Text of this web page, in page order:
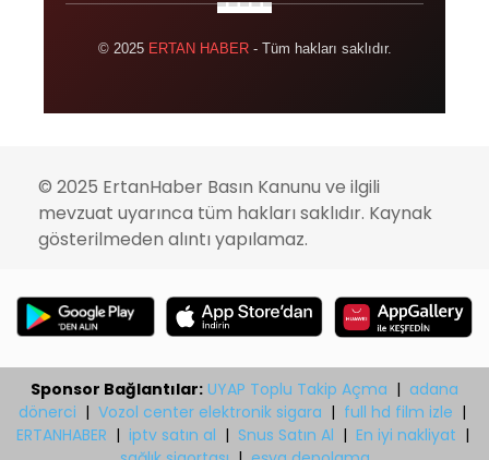
© 2025 ERTAN HABER- Tüm hakları saklıdır.
© 2025 ErtanHaber Basın Kanunu ve ilgili
mevzuat uyarınca tüm hakları saklıdır. Kaynak
gösterilmeden alıntı yapılamaz.
Sponsor Bağlantılar: UYAP Toplu Takip Açma | adana
dönerci | Vozol center elektronik sigara | full hd film izle |
ERTANHABER | iptv satın al | Snus Satın Al | En iyi nakliyat |